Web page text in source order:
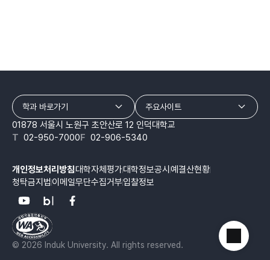
학과 바로가기 주요사이트
01878 서울시 노원구 초안산로 12 인덕대학교
T 02-950-7000F 02-906-5340
개인정보처리방침대학자체평가대학정보공시 예결산현황
청탁금지법이메일무단수집거부입찰정보
© 2026 Induk University. All rights reserved.